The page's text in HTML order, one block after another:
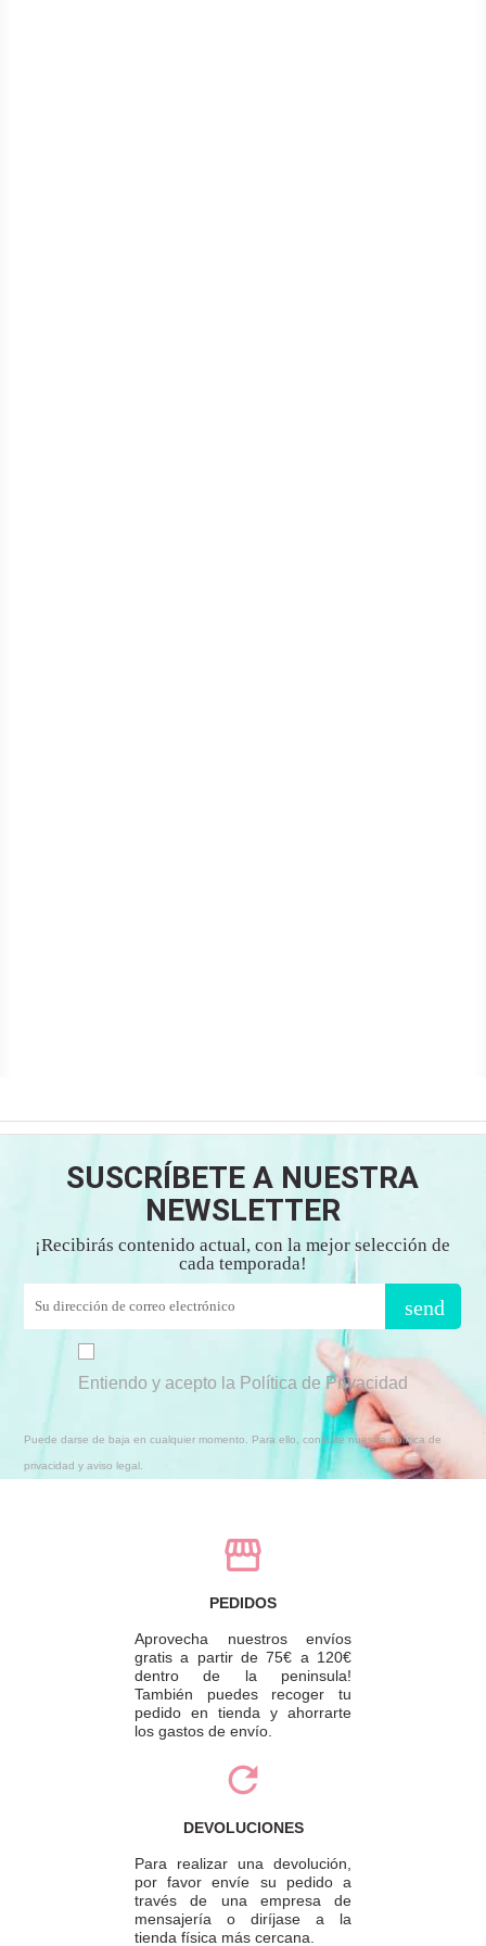
SUSCRÍBETE A NUESTRA
NEWSLETTER
¡Recibirás contenido actual, con la mejor selección de
cada temporada!
send
Entiendo y acepto la Política de Privacidad
Puede darse de baja en cualquier momento. Para ello, consulte nuestra política de
privacidad y aviso legal.
PEDIDOS
Aprovecha nuestros envíos
gratis a partir de 75€ a 120€
dentro de la peninsula!
También puedes recoger tu
pedido en tienda y ahorrarte
los gastos de envío.
DEVOLUCIONES
Para realizar una devolución,
por favor envíe su pedido a
través de una empresa de
mensajería o diríjase a la
tienda física más cercana.